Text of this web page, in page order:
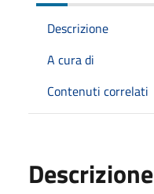
Descrizione
A cura di
Contenuti correlati
Descrizione